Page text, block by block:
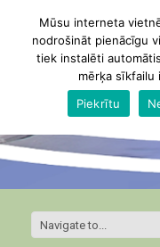
Mūsu interneta
nodrošināt pienācīgu
tiek instalēti
mērķa sīkfailu
Piekrītu